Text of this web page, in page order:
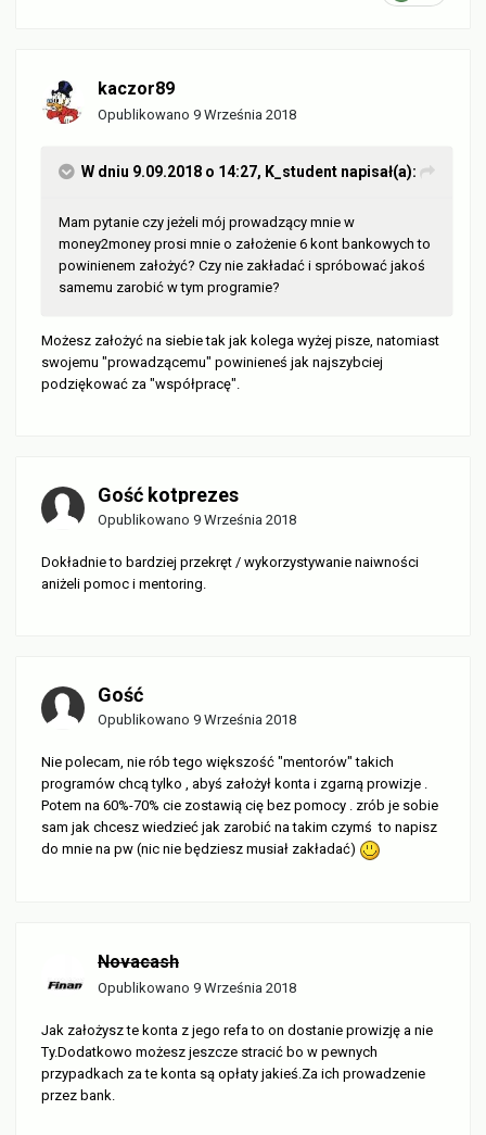
kaczor89
Opublikowano 9 Września 2018
W dniu 9.09.2018 o 14:27, K_student napisał(a):
Mam pytanie czy jeżeli mój prowadzący mnie w
money2money prosi mnie o założenie 6 kont bankowych to
powinienem założyć? Czy nie zakładać i spró bować jakoś
samemu zarobić w tym programie?
Możesz założyć na siebie tak jak kolega wyżej pisze, natomiast
swojemu "prowadzącemu" powinieneś jak najszybciej
podziękować za "współpracę".
Gość kotprezes
Opublikowano 9 Września 2018
Dokładnie to bardziej przekręt / wykorzystywanie naiwności
aniżeli pomoc i mentoring.
Gość
Opublikowano 9 Września 2018
Nie polecam, nie rób tego większość "mentorów" takich
programów chcą tylko , abyś założył konta i zgarną prowizje .
Potem na 60%-70% cie zostawią cię bez pomocy . zrób je sobie
sam jak chcesz wiedzieć jak zarobić na takim czymś to napisz
do mnie na pw (nic nie będziesz musiał zakładać)
Novacash
Opublikowano 9 Września 2018
Jak założysz te konta z jego refa to on dostanie prowizję a nie
Ty.Dodatkowo możesz jeszcze stracić bo w pewnych
przypadkach za te konta są opłaty jakieś.Za ich prowadzenie
przez bank.